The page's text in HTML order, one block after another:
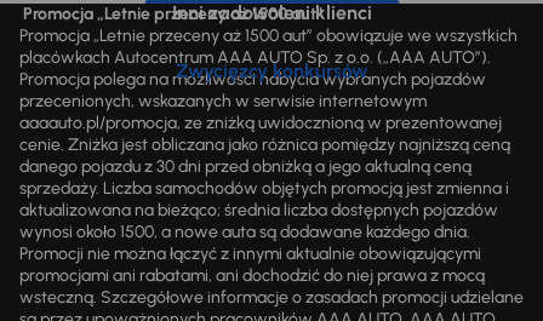
Inni zadowoleni klienci
Zwycięzcy konkursów
Promocja „Letnie przeceny aż 1500 aut”
Promocja „Letnie przeceny aż 1500 aut” obowiązuje we wszystkich
placówkach Autocentrum AAA AUTO Sp. z o.o. („AAA AUTO”).
Promocja polega na możliwości nabycia wybranych pojazdów
przecenionych, wskazanych w serwisie internetowym
aaaauto.pl/promocja, ze zniżką uwidocznioną w prezentowanej
cenie. Zniżka jest obliczana jako różnica pomiędzy najniższą ceną
danego pojazdu z 30 dni przed obniżką a jego aktualną ceną
sprzedaży. Liczba samochodów objętych promocją jest zmienna i
aktualizowana na bieżąco; średnia liczba dostępnych pojazdów
wynosi około 1500, a nowe auta są dodawane każdego dnia.
Promocji nie można łączyć z innymi aktualnie obowiązującymi
promocjami ani rabatami, ani dochodzić do niej prawa z mocą
wsteczną. Szczegółowe informacje o zasadach promocji udzielane